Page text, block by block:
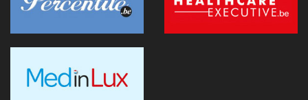
La Commission européenne appelle la Belgique à accélérer le
déploiement de l'IA dans les soins
28 juin 2026 - 13:40
dentistes sans suppléments BIM